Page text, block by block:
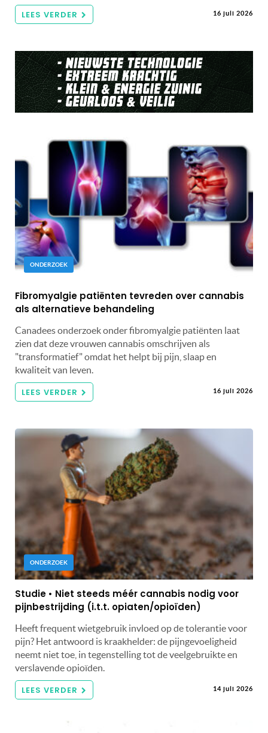
LEES VERDER 16 juli 2026
ONDERZOEK
Fibromyalgie patiënten tevreden over cannabis
als alternatieve behandeling
Canadees onderzoek onder fibromyalgie patiënten laat
zien dat deze vrouwen cannabis omschrijven als
"transformatief" omdat het helpt bij pijn, slaap en
kwaliteit van leven.
LEES VERDER 16 juli 2026
ONDERZOEK
Studie • Niet steeds méér cannabis nodig voor
pijnbestrijding (i.t.t. opiaten/opioïden)
Heeft frequent wietgebruik invloed op de tolerantie voor
pijn? Het antwoord is kraakhelder: de pijngevoeligheid
neemt niet toe, in tegenstelling tot de veelgebruikte en
verslavende opioïden.
LEES VERDER 14 juli 2026